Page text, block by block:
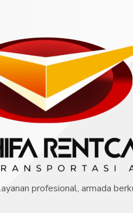
profesional, armada